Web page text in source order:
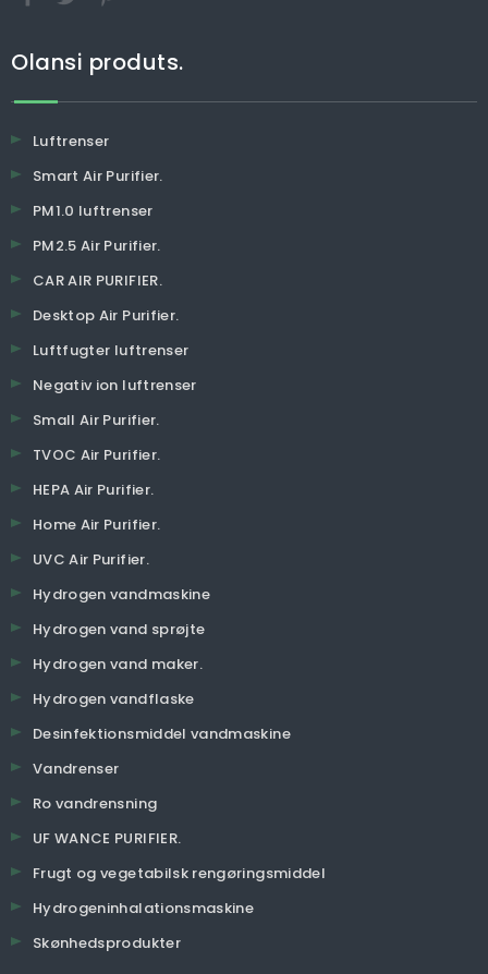
Olansi produts.
Luftrenser
Smart Air Purifier.
PM1.0 luftrenser
PM2.5 Air Purifier.
CAR AIR PURIFIER.
Desktop Air Purifier.
Luftfugter luftrenser
Negativ ion luftrenser
Small Air Purifier.
TVOC Air Purifier.
HEPA Air Purifier.
Home Air Purifier.
UVC Air Purifier.
Hydrogen vandmaskine
Hydrogen vand sprøjte
Hydrogen vand maker.
Hydrogen vandflaske
Desinfektionsmiddel vandmaskine
Vandrenser
Ro vandrensning
UF WANCE PURIFIER.
Frugt og vegetabilsk rengøringsmiddel
Hydrogeninhalationsmaskine
Skønhedsprodukter